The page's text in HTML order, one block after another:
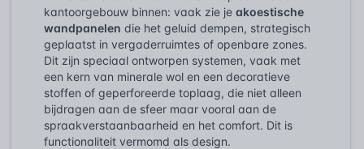
kantoorgebouw binnen: vaak zie je akoestische
wandpanelen die het geluid dempen, strategisch
geplaatst in vergaderruimtes of openbare zones.
Dit zijn speciaal ontworpen systemen, vaak met
een kern van minerale wol en een decoratieve
stoffen of geperforeerde toplaag, die niet alleen
bijdragen aan de sfeer maar vooral aan de
spraakverstaanbaarheid en het comfort. Dit is
functionaliteit vermomd als design.